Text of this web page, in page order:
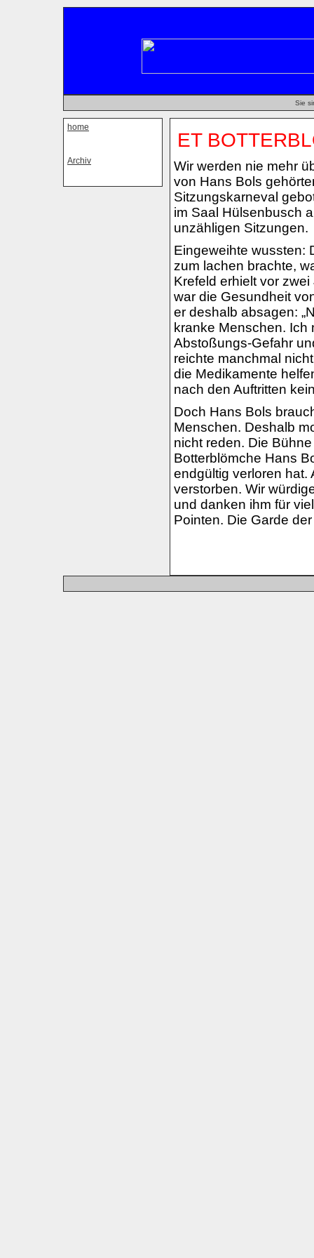
Sie
home
Archiv
ET
Wir werden nie mehr
von Hans Bols
Sitzungskarneval
im Saal Hülsenbusch
unzähligen Sitzungen.
Eingeweihte wussten:
zum lachen brachte,
Krefeld erhielt vor
war die Gesundheit
er deshalb absagen:
kranke Menschen. Ich
Abstoßungs-Gefahr
reichte manchmal
die Medikamente
nach den Auftritten
Doch Hans Bols
Menschen. Deshalb
nicht reden. Die
Botterblömche Hans
endgültig verloren hat.
verstorben. Wir
und danken ihm für
Pointen. Die Garde